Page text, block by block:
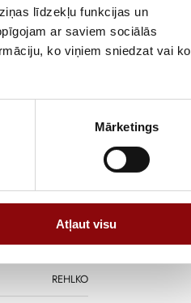
līdzekļu funkcijas un
ar saviem sociālās
ko viņiem sniedzat vai ko
Mārketings
Atļaut visu
pull
REHLKO